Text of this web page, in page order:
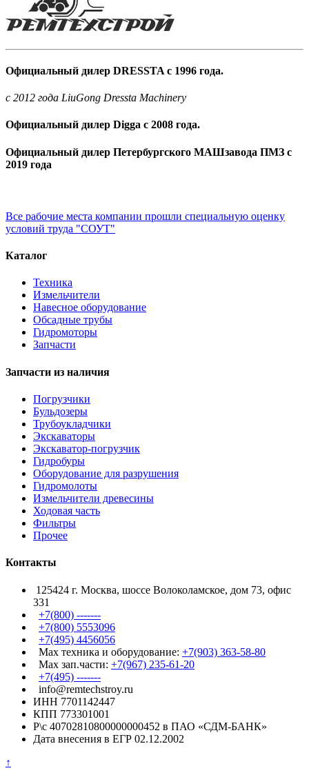
Официальный дилер DRESSTA с 1996 года.
c 2012 года LiuGong Dressta Machinery
Официальный дилер Digga с 2008 года.
Официальный дилер Петербургского МАШзавода ПМЗ с
2019 года
Все рабочие места компании прошли специальную оценку
условий труда "СОУТ"
Каталог
Техника
Измельчители
Навесное оборудование
Обсадные трубы
Гидромоторы
Запчасти
Запчасти из наличия
Погрузчики
Бульдозеры
Трубоукладчики
Экскаваторы
Экскаватор-погрузчик
Гидробуры
Оборудование для разрушения
Гидромолоты
Измельчители древесины
Ходовая часть
Фильтры
Прочее
Контакты
125424 г. Москва, шоссе Волоколамское, дом 73, офис
331
+7(800) -------
+7(800) 5553096
+7(495) 4456056
Max техника и оборудование: +7(903) 363-58-80
Max зап.части: +7(967) 235-61-20
+7(495) -------
info@remtechstroy.ru
ИНН 7701142447
КПП 773301001
Р\с 40702810800000000452 в ПАО «СДМ-БАНК»
Дата внесения в ЕГР 02.12.2002
↑